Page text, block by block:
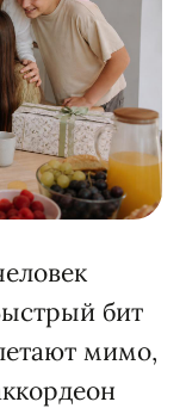
бит
мимо,